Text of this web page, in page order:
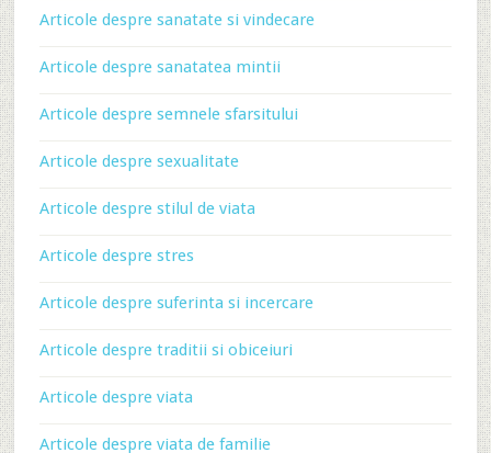
Articole despre sanatate si vindecare
Articole despre sanatatea mintii
Articole despre semnele sfarsitului
Articole despre sexualitate
Articole despre stilul de viata
Articole despre stres
Articole despre suferinta si incercare
Articole despre traditii si obiceiuri
Articole despre viata
Articole despre viata de familie